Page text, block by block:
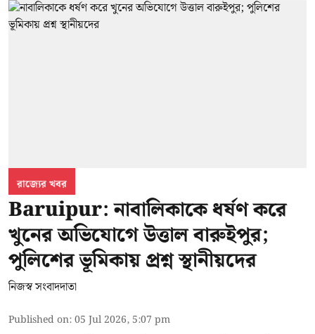
রাজ্যের খবর
Baruipur: নাবালিকাকে ধর্ষণ করে
খুনের অভিযোগে উত্তাল বারুইপুর;
পুলিশের ভূমিকায় প্রশ্ন স্থানীয়দের
নিজস্ব সংবাদদাতা
Published on:05 Jul 2026, 5:07 pm